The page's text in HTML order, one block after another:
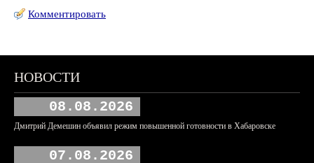
Комментировать
НОВОСТИ
08.08.2026
Дмитрий Демешин объявил режим повышенной готовности в Хабаровске
07.08.2026